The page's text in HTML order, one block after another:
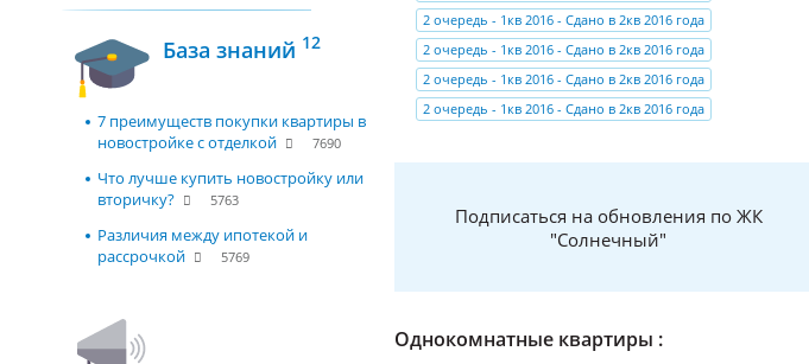
База знаний 12
7 преимуществ покупки квартиры в
новостройке с отделкой
7690
Что лучше купить новостройку или
вторичку?
5763
Различия между ипотекой и
рассрочкой
5769
2 очередь - 1кв 2016 - Сдано в 2кв 2016 года
2 очередь - 1кв 2016 - Сдано в 2кв 2016 года
2 очередь - 1кв 2016 - Сдано в 2кв 2016 года
2 очередь - 1кв 2016 - Сдано в 2кв 2016 года
Подписаться на обновления по ЖК
"Солнечный"
Однокомнатные квартиры :